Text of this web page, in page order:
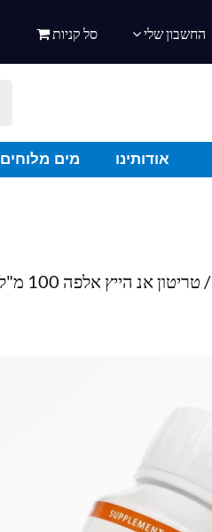
החשבון שלי סל קניות
אודותינו מים מלוחים
/ טריטון אנ הייץ אלפה 100 מ"ל